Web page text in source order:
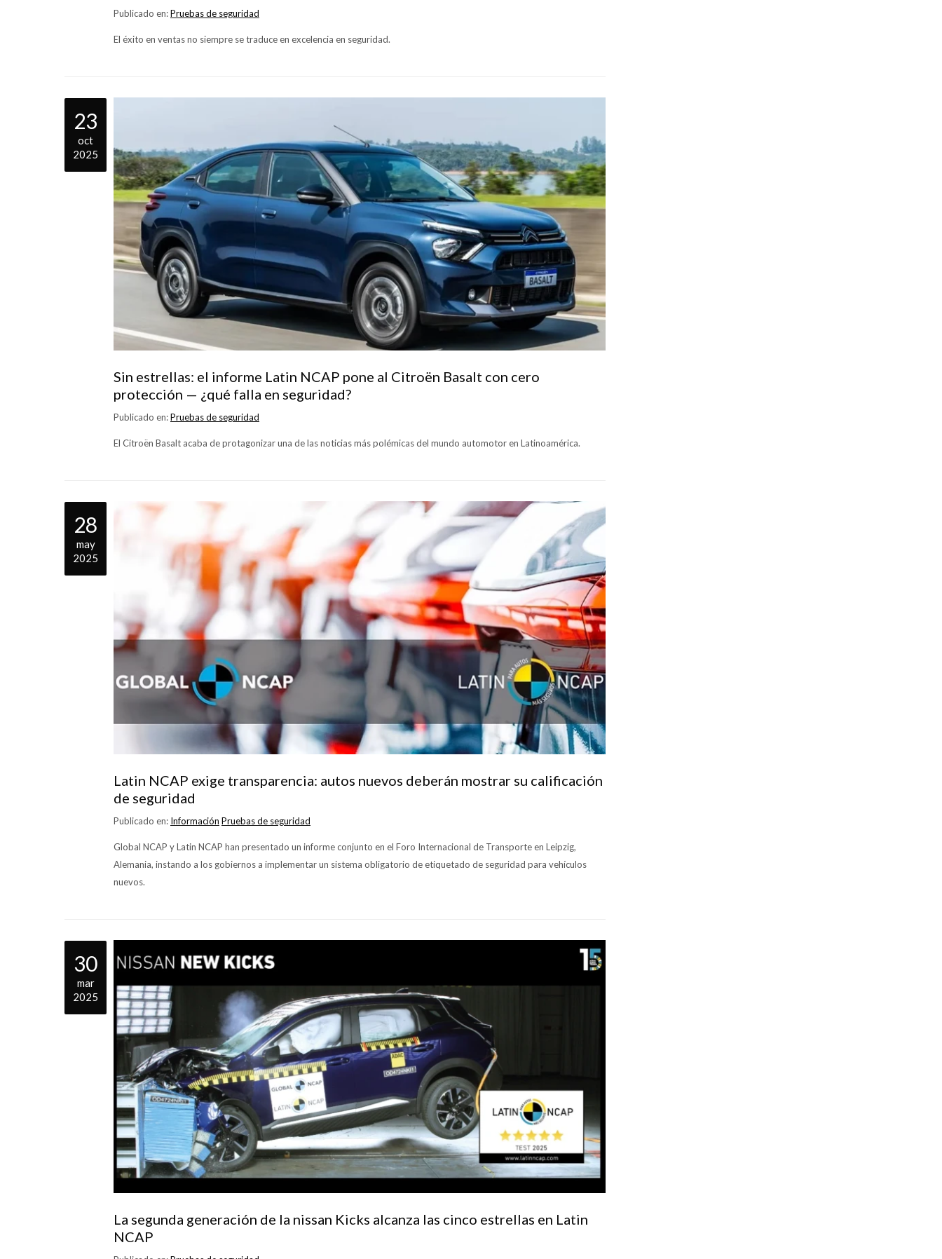
Publicado en:Pruebas de seguridad
El éxito en ventas no siempre se traduce en excelencia en seguridad.
Sin estrellas: el informe Latin NCAP pone al Citroën Basalt con cero
protección — ¿qué falla en seguridad?
23
oct
2025
Publicado en:Pruebas de seguridad
El Citroën Basalt acaba de protagonizar una de las noticias más polémicas del mundo automotor en Latinoamérica.
Latin NCAP exige transparencia: autos nuevos deberán mostrar su calificación
de seguridad
28
may
2025
Publicado en: Información Pruebas de seguridad
Global NCAP y Latin NCAP han presentado un informe conjunto en el Foro Internacional de Transporte en Leipzig,
Alemania, instando a los gobiernos a implementar un sistema obligatorio de etiquetado de seguridad para vehículos
nuevos.
La segunda generación de la nissan Kicks alcanza las cinco estrellas en Latin
NCAP
30
mar
2025